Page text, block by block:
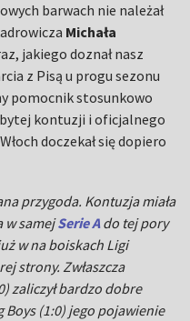
barwach nie należał
Michała
jakiego doznał nasz
z Pisą u progu sezonu
pomocnik stosunkowo
kontuzji i oficjalnego
doczekał się dopiero
przygoda. Kontuzja miała
w samejSerie Ado tej pory
w na boiskach Ligi
strony. Zwłaszcza
zaliczył bardzo dobre
Boys (1:0) jego pojawienie